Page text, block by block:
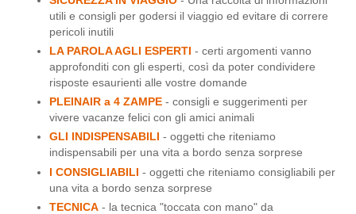
utili e consigli per godersi il viaggio ed evitare di correre
pericoli inutili
LA PAROLA AGLI ESPERTI - certi argomenti vanno
approfonditi con gli esperti, così da poter condividere
risposte esaurienti alle vostre domande
PLEINAIR a 4 ZAMPE - consigli e suggerimenti per
vivere vacanze felici con gli amici animali
GLI INDISPENSABILI - oggetti che riteniamo
indispensabili per una vita a bordo senza sorprese
I CONSIGLIABILI - oggetti che riteniamo consigliabili per
una vita a bordo senza sorprese
TECNICA - la tecnica "toccata con mano" da